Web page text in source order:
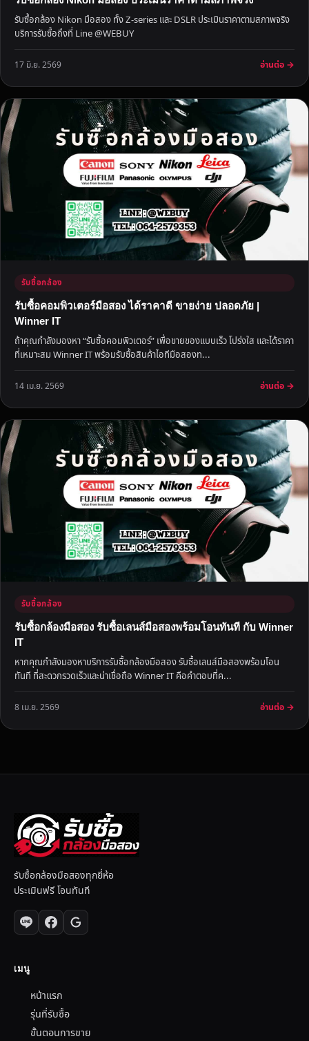
น
ที
รับซื้อกล้อง Nikon มือสอง ทั้ง Z-series และ DSLR ประเมินราคาตามสภาพจริง
บริการรับซื้อถึงที่ Line @WEBUY
17 มิ.ย. 2569 อ่านต่อ →
รับซื้อกล้อง
รับซื้อคอมพิวเตอร์มือสอง ได้ราคาดี ขายง่าย ปลอดภัย |
Winner IT
ถ้าคุณกำลังมองหา “รับซื้อคอมพิวเตอร์” เพื่อขายของแบบเร็ว โปร่งใส และได้ราคา
ที่เหมาะสม Winner IT พร้อมรับซื้อสินค้าไอทีมือสองท...
14 เม.ย. 2569 อ่านต่อ →
รับซื้อกล้อง
รับซื้อกล้องมือสอง รับซื้อเลนส์มือสองพร้อมโอนทันที กับ Winner
IT
หากคุณกำลังมองหาบริการรับซื้อกล้องมือสอง รับซื้อเลนส์มือสองพร้อมโอน
ทันที ที่สะดวกรวดเร็วและน่าเชื่อถือ Winner IT คือคำตอบที่ค...
8 เม.ย. 2569 อ่านต่อ →
รับซื้อกล้องมือสองทุกยี่ห้อ
ประเมินฟรี โอนทันที
เมนู
หน้าแรก
รุ่นที่รับซื้อ
ขั้นตอนการขาย